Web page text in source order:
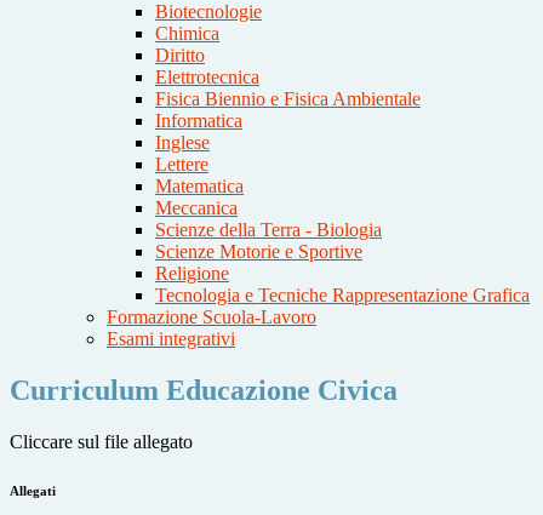
Biotecnologie
Chimica
Diritto
Elettrotecnica
Fisica Biennio e Fisica Ambientale
Informatica
Inglese
Lettere
Matematica
Meccanica
Scienze della Terra - Biologia
Scienze Motorie e Sportive
Religione
Tecnologia e Tecniche Rappresentazione Grafica
Formazione Scuola-Lavoro
Esami integrativi
Curriculum Educazione Civica
Cliccare sul file allegato
Allegati